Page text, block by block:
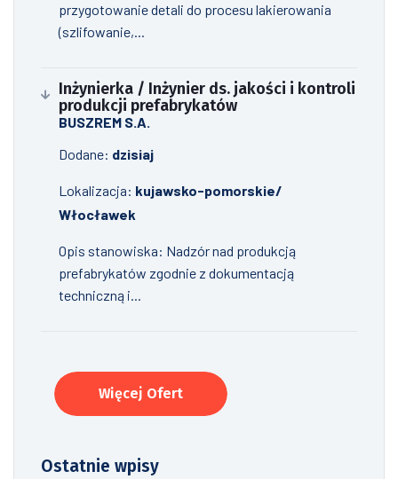
przygotowanie detali do procesu lakierowania
(szlifowanie,...
Inżynierka / Inżynier ds. jakości i kontroli
produkcji prefabrykatów
BUSZREM S.A.
Dodane: dzisiaj
Lokalizacja: kujawsko-pomorskie/
Włocławek
Opis stanowiska: Nadzór nad produkcją
prefabrykatów zgodnie z dokumentacją
techniczną i...
Więcej Ofert
Ostatnie wpisy